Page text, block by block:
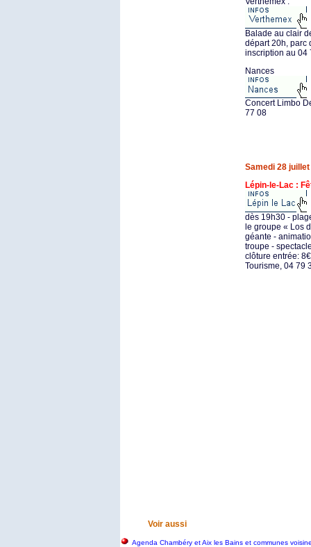
Balade au clair
départ 20h, parc
inscription au 04
Nances
Concert Limbo
77 08
Samedi 28 juillet
Lépin-le-Lac :
dès 19h30 -
le groupe « Los
géante -
troupe -
clôture entrée:
Tourisme, 04 79
Voir aussi
Agenda Chambéry et Aix les Bains et communes